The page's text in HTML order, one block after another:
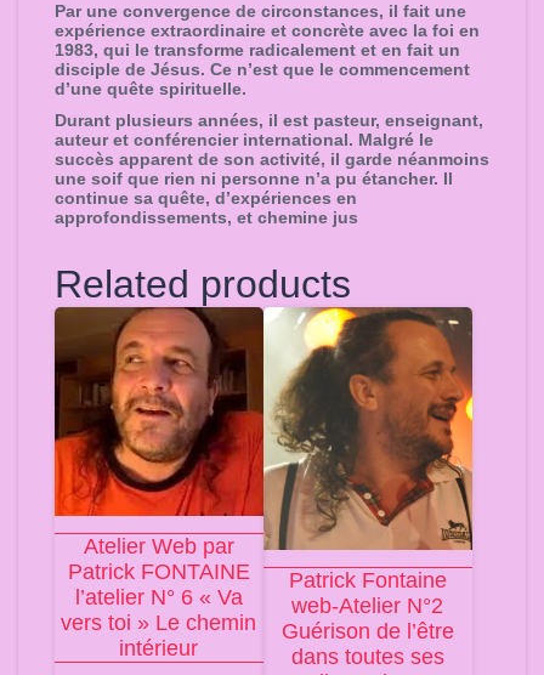
Par une convergence de circonstances, il fait une
expérience extraordinaire et concrète avec la foi en
1983, qui le transforme radicalement et en fait un
disciple de Jésus. Ce n’est que le commencement
d’une quête spirituelle.
Durant plusieurs années, il est pasteur, enseignant,
auteur et conférencier international. Malgré le
succès apparent de son activité, il garde néanmoins
une soif que rien ni personne n’a pu étancher. Il
continue sa quête, d’expériences en
approfondissements, et chemine jus
Related products
Atelier Web par
Patrick FONTAINE
l’atelier N° 6 « Va
vers toi » Le chemin
intérieur
Patrick Fontaine
web-Atelier N°2
Guérison de l’être
dans toutes ses